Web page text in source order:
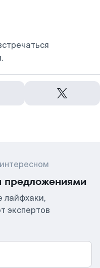
предложениями
лайфхаки,
экспертов